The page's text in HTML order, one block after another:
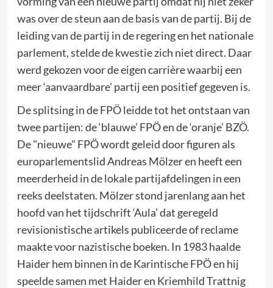
was over de steun aan de basis van de partij. Bij de
leiding van de partij in de regering en het nationale
parlement, stelde de kwestie zich niet direct. Daar
werd gekozen voor de eigen carrière waarbij een
meer ‘aanvaardbare’ partij een positief gegeven is.
De splitsing in de FPÖ leidde tot het ontstaan van
twee partijen: de ‘blauwe’ FPÖ en de ‘oranje’ BZÖ.
De "nieuwe" FPÖ wordt geleid door figuren als
europarlementslid Andreas Mölzer en heeft een
meerderheid in de lokale partijafdelingen in een
reeks deelstaten. Mölzer stond jarenlang aan het
hoofd van het tijdschrift ‘Aula’ dat geregeld
revisionistische artikels publiceerde of reclame
maakte voor nazistische boeken. In 1983 haalde
Haider hem binnen in de Karintische FPÖ en hij
speelde samen met Haider en Kriemhild Trattnig